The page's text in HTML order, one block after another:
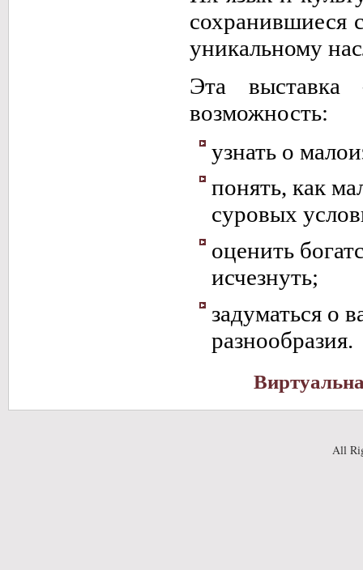
сохранившиеся
уникальному
Эта
возможность:
узнать о
понять, как
суровых
оценить
исчезнуть;
задуматься о
разнообразия.
All